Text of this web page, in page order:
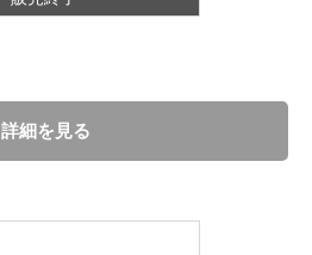
詳細を見る